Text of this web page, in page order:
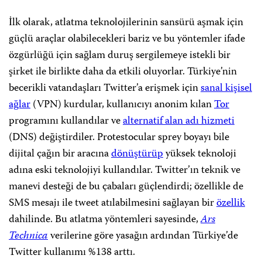
İlk olarak, atlatma teknolojilerinin sansürü aşmak için
güçlü araçlar olabilecekleri bariz ve bu yöntemler ifade
özgürlüğü için sağlam duruş sergilemeye istekli bir
şirket ile birlikte daha da etkili oluyorlar. Türkiye’nin
becerikli vatandaşları Twitter’a erişmek içinsanal kişisel
ağlar(VPN) kurdular, kullanıcıyı anonim kılanTor
programını kullandılar vealternatif alan adı hizmeti
(DNS) değiştirdiler. Protestocular sprey boyayı bile
dijital çağın bir aracınadönüştürüpyüksek teknoloji
adına eski teknolojiyi kullandılar. Twitter’ın teknik ve
manevi desteği de bu çabaları güçlendirdi; özellikle de
SMS mesajı ile tweet atılabilmesini sağlayan birözellik
dahilinde. Bu atlatma yöntemleri sayesinde,Ars
Technicaverilerine göre yasağın ardından Türkiye’de
Twitter kullanımı %138 arttı.